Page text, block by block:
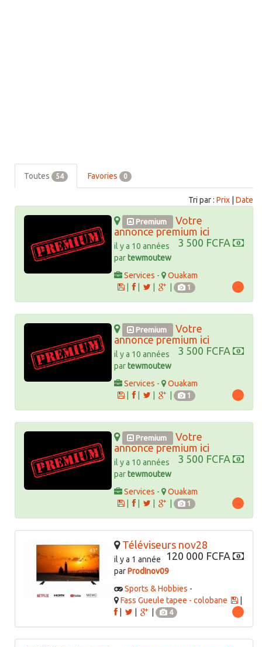
Toutes 54 Favories 0
Tri par : Prix Date
Premium
Votre
annonce premium ici
3 500 FCFA
il y a 10 années
partewmoutew
Services -
Ouakam
|
1
Premium
Votre
annonce premium ici
3 500 FCFA
il y a 10 années
partewmoutew
Services -
Ouakam
|
1
Premium
Votre
annonce premium ici
3 500 FCFA
il y a 10 années
partewmoutew
Services -
Ouakam
|
1
Téléviseurs nov28
120 000 FCFA
il y a 1 année
parProdInov09
Sports & Hobbies -
Fass Gueule tapee - colobane
4